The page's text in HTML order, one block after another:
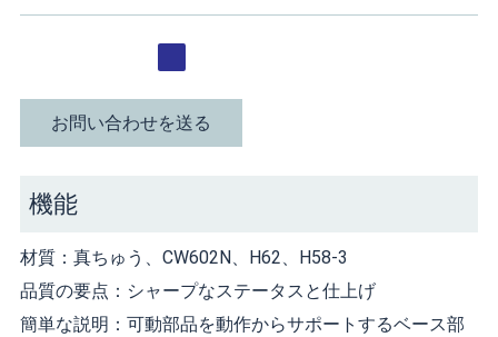
お問い合わせを送る
機能
材質：真ちゅう、CW602N、H62、H58-3
品質の要点：シャープなステータスと仕上げ
簡単な説明：可動部品を動作からサポートするベース部